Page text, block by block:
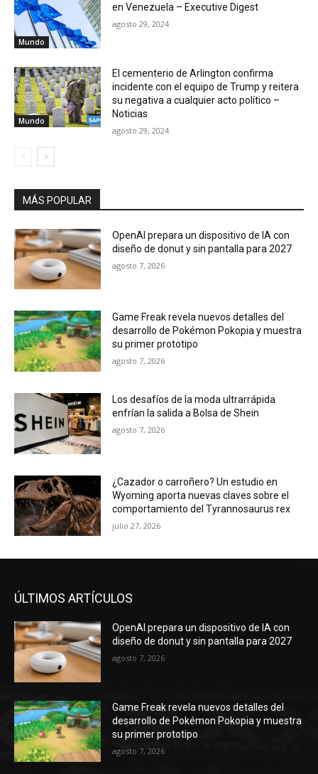
Mundo
en Venezuela – Executive Digest
agosto 29, 2024
Mundo
El cementerio de Arlington confirma
incidente con el equipo de Trump y reitera
su negativa a cualquier acto político –
Noticias
agosto 29, 2024
MÁS POPULAR
OpenAI prepara un dispositivo de IA con
diseño de donut y sin pantalla para 2027
agosto 7, 2026
Game Freak revela nuevos detalles del
desarrollo de Pokémon Pokopia y muestra
su primer prototipo
agosto 7, 2026
Los desafíos de la moda ultrarrápida
enfrían la salida a Bolsa de Shein
agosto 7, 2026
¿Cazador o carroñero? Un estudio en
Wyoming aporta nuevas claves sobre el
comportamiento del Tyrannosaurus rex
julio 27, 2026
ÚLTIMOS ARTÍCULOS
OpenAI prepara un dispositivo de IA con
diseño de donut y sin pantalla para 2027
agosto 7, 2026
Game Freak revela nuevos detalles del
desarrollo de Pokémon Pokopia y muestra
su primer prototipo
agosto 7, 2026